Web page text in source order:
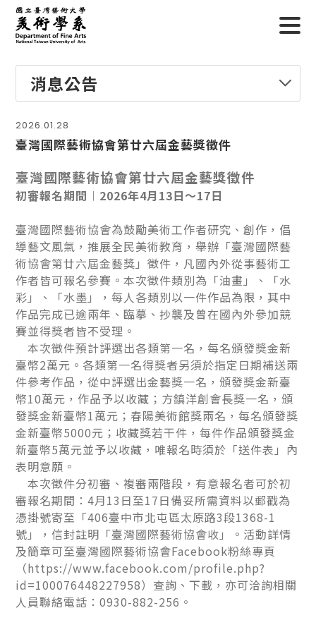
消息公告
2026.01.28
臺灣國際藝術協會第廿六屆金藝獎徵件
臺灣國際藝術協會第廿六屆金藝獎徵件
初審報名期間︱2026年4月13日～17日
臺灣國際藝術協會為鼓勵美術工作者研究、創作，倡
導藝文風氣，推展全民美術教育，舉辦「臺灣國際藝
術協會第廿六屆金藝獎」徵件，凡國內外從事藝術工
作者皆可報名參賽。本次徵件類別為「油畫」、「水
彩」、「水墨」，每人各類別以一件作品為限，其中
作品完成已逾兩年、臨摹、抄襲及曾在國內外參加競
賽並得獎者皆不受理。
本次徵件預計評選出各類第一名，每名頒發獎金新
臺幣2萬元。各類第一名得獎者另須於指定日期補送兩
件參考作品，從中評選出金藝獎一名，頒發獎金新臺
幣10萬元，作品予以收藏；方鎮洋創會長獎一名，頒
發獎金新臺幣1萬元；春陽美術館獎兩名，每名頒發獎
金新臺幣5000元；收藏獎若干件，每件作品頒發獎金
新臺幣5萬元並予以收藏，唯報名時須於「送件表」內
表明意願。
本次徵件分初審、複審兩階段，有意報名者可於初
審報名期間：4月13日至17日備妥所需資料以郵戳為
憑掛號寄至「406臺中市北屯區太原路3段1368-1
號」，信封註明「臺灣國際藝術協會收」。活動詳情
及簡章可至臺灣國際藝術協會Facebook粉絲專頁
（https://www.facebook.com/profile.php?
id=100076448227958）查詢、下載，亦可洽詢相關
人員聯絡電話：0930-882-256。